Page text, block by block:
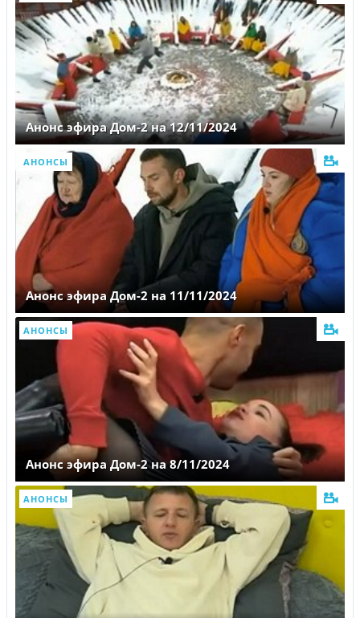
Анонс эфира Дом-2 на 12/11/2024
АНОНСЫ
Анонс эфира Дом-2 на 11/11/2024
АНОНСЫ
Анонс эфира Дом-2 на 8/11/2024
АНОНСЫ